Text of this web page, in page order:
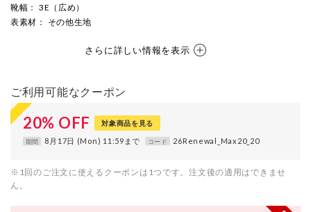
靴幅 ： 3E（広め）
表素材 ： その他生地
さらに詳しい情報を表示
ご利用可能なクーポン
20% OFF 対象商品を見る
期間 8月17日 (Mon) 11:59まで コード 26Renewal_Max20_20
※1回のご注文に使えるクーポンは1つです。注文後の適用はできませ
ん。